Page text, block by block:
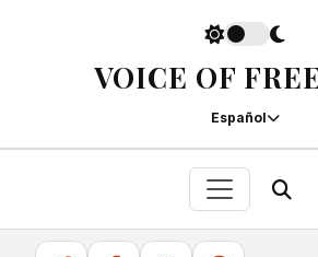
VOICE OF
Español